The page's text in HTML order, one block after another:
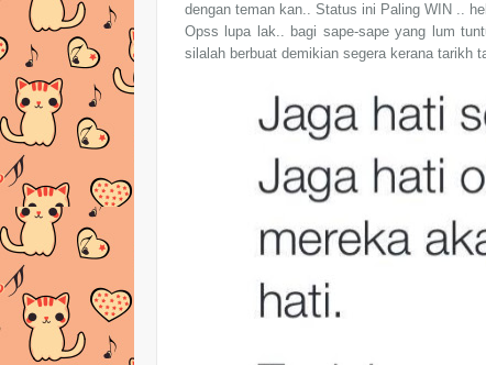
dengan teman kan.. Status ini Paling WIN ..
Opss lupa lak.. bagi sape-sape yang lum
silalah berbuat demikian segera kerana tarikh